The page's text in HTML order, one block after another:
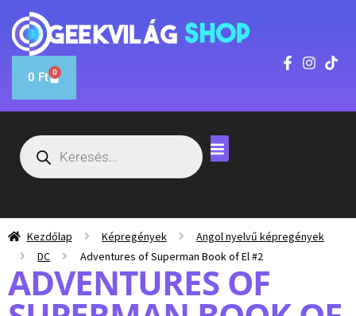
0 Ft 0
Kezdőlap Képregények
Angol nyelvű képregények
DC
Adventures of Superman Book of El #2
ADVENTURES OF